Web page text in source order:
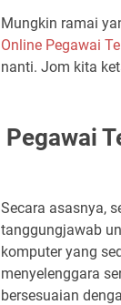
Mungkin ramai
Online Pegawai
nanti. Jom kita
Pegawai
Secara asasnya,
tanggungjawab
komputer yang
menyelenggara
bersesuaian